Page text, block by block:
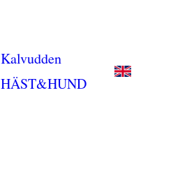
Kalvudden
HÄST&HUND